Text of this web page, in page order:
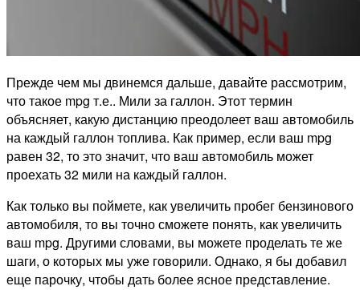
Прежде чем мы двинемся дальше, давайте рассмотрим,
что такое mpg т.е.. Мили за галлон. Этот термин
объясняет, какую дистанцию преодолеет ваш автомобиль
на каждый галлон топлива. Как пример, если ваш mpg
равен 32, то это значит, что ваш автомобиль может
проехать 32 мили на каждый галлон.
Как только вы поймете, как увеличить пробег бензинового
автомобиля, то вы точно сможете понять, как увеличить
ваш mpg. Другими словами, вы можете проделать те же
шаги, о которых мы уже говорили. Однако, я бы добавил
еще парочку, чтобы дать более ясное представление.